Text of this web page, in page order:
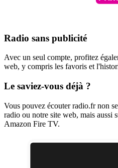
Radio sans publicité
Avec un seul compte, profitez
web, y compris les favoris et
Le saviez-vous déjà ?
Vous pouvez écouter radio.fr non
radio ou notre site web, mais
Amazon Fire TV.